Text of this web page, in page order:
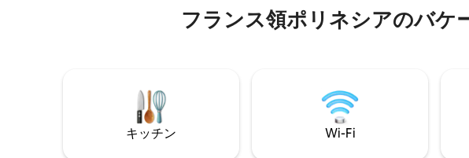
で、時間が止まったかのような場所で
す。 穏やかな波の音で目覚め、満天の星
切 | 2寝室 | 高級コンバーチブルソファ | 設
備・器具のそろったキッチン | バスルーム
| 手つかずのラグーンへのアクセス | 環境
にやさしい | 最大6名様まで宿泊可能
Vaitoare/Faaaha/Poutoru桟橋
2,000CFP。 ハアメネ桟橋から1,000XPF。
フランス領ポリネシアのバケ
キッチン Wi-Fi